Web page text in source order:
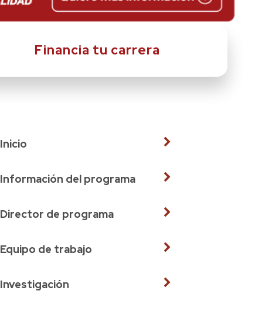
Financia tu carrera
Inicio
Información del programa
Director de programa
Equipo de trabajo
Investigación